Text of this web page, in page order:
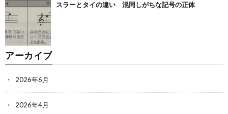
スラーとタイの違い 混同しがちな記号の正体
アーカイブ
2026年6月
2026年4月